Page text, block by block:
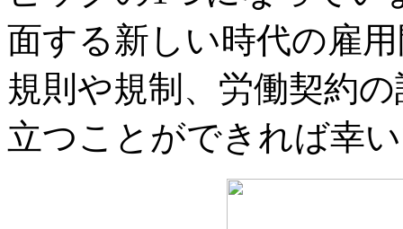
面する新しい時代の雇
規則や規制、労働契約
立つことができれば幸